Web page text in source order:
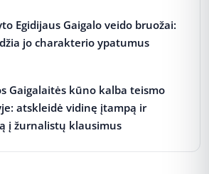
Egidijaus Gaigalo veido bruožai:
jo charakterio ypatumus
Gaigalaitės kūno kalba teismo
atskleidė vidinę įtampą ir
į žurnalistų klausimus